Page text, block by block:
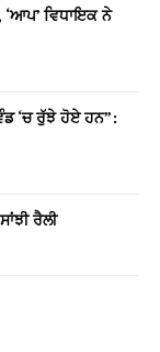
ਵਿਧਾਇਕ ਨੇ
‘ਚ ਰੁੱਝੇ ਹੋਏ ਹਨ”:
ਰੈਲੀ